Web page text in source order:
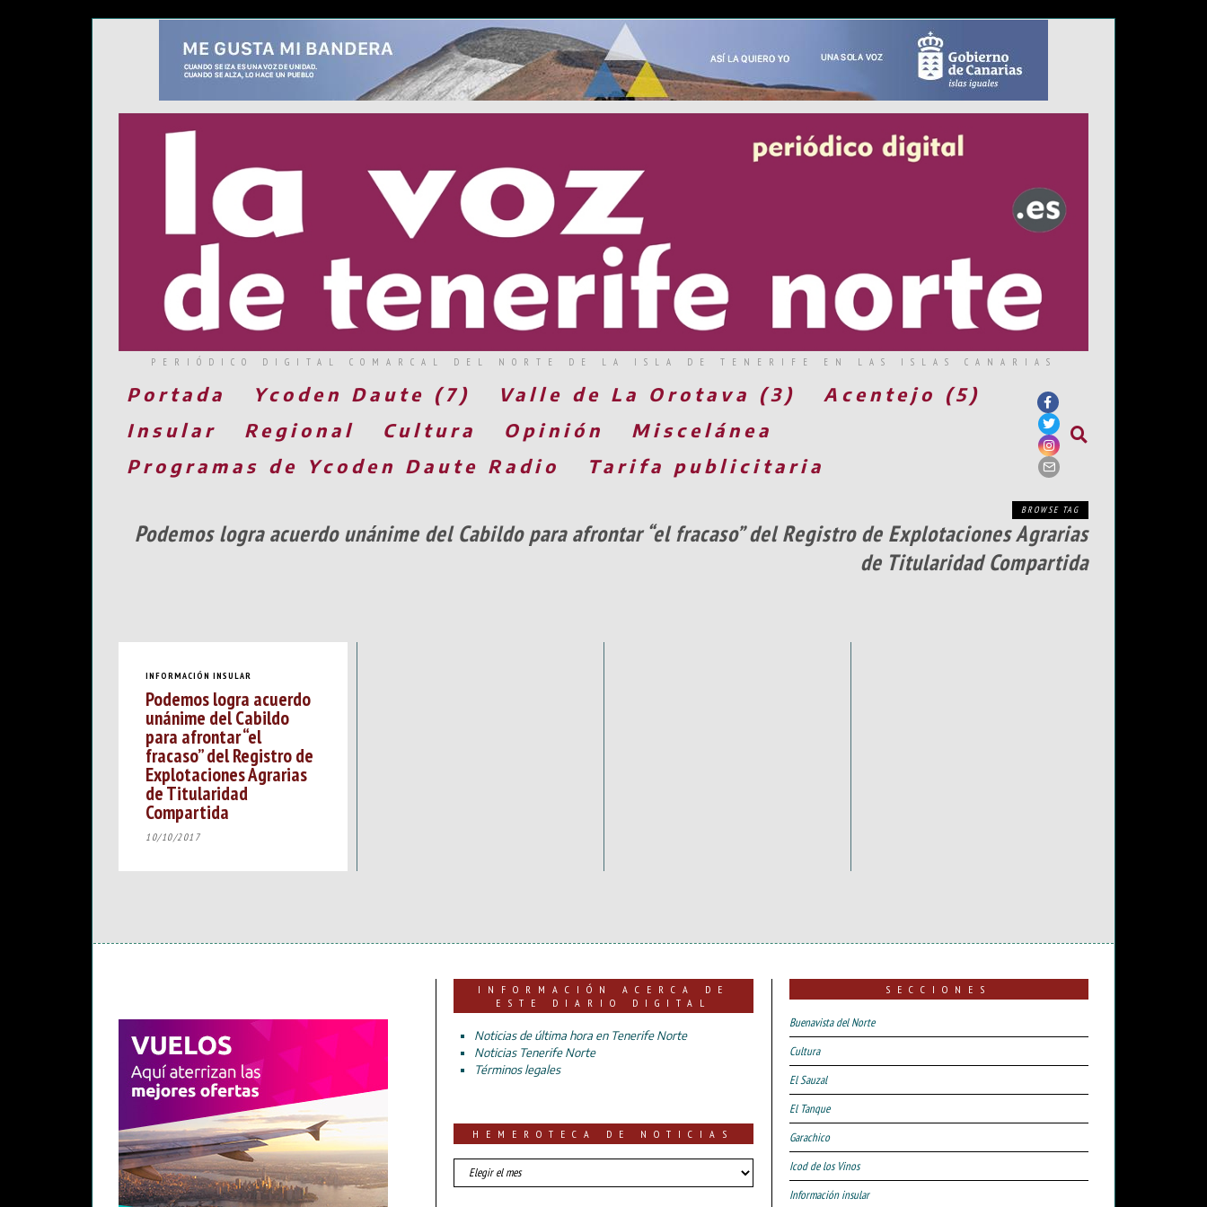
PERIÓDICO DIGITAL COMARCAL DEL NORTE DE LA ISLA DE TENERIFE EN LAS ISLAS CANARIAS
Portada Ycoden Daute (7) Valle de La Orotava (3)
Acentejo (5)
Insular
Regional Cultura Opinión
Miscelánea
Programas de Ycoden Daute Radio
Tarifa publicitaria
BROWSE TAG
Podemos logra acuerdo unánime del Cabildo para afrontar “el fracaso” del Registro de Explotaciones Agrarias
de Titularidad Compartida
INFORMACIÓN INSULAR
Podemos logra acuerdo
unánime del Cabildo
para afrontar “el
fracaso” del Registro de
Explotaciones Agrarias
de Titularidad
Compartida
10/10/2017
INFORMACIÓN ACERCA DE
ESTE DIARIO DIGITAL
Noticias de última hora en Tenerife Norte
Noticias Tenerife Norte
Términos legales
HEMEROTECA DE NOTICIAS
HEMEROTECA
DE
SECCIONES
Buenavista del Norte
Cultura
El Sauzal
El Tanque
Garachico
Icod de los Vinos
Información insular